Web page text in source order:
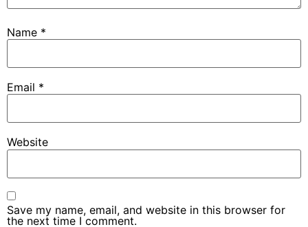
Name *
Email *
Website
Save my name, email, and website in this browser for
the next time I comment.